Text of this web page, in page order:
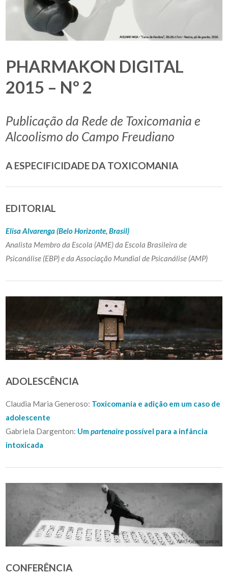
PHARMAKON DIGITAL
2015 – Nº 2
Publicação da Rede de Toxicomania e
Alcoolismo do Campo Freudiano
A ESPECIFICIDADE DA TOXICOMANIA
EDITORIAL
Elisa Alvarenga (Belo Horizonte, Brasil)
Analista Membro da Escola (AME) da Escola Brasileira de
Psicanálise (EBP) e da Associação Mundial de Psicanálise (AMP)
ADOLESCÊNCIA
Claudia Maria Generoso: Toxicomania e adição em um caso de
adolescente
Gabriela Dargenton: Umpartenaire possível para a infância
intoxicada
CONFERÊNCIA